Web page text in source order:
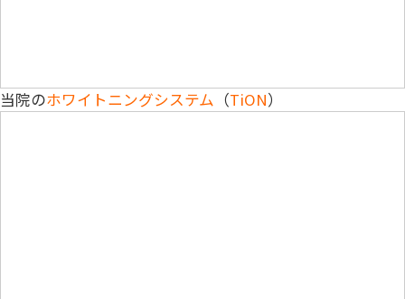
当院のホワイトニングシステム （TiON）